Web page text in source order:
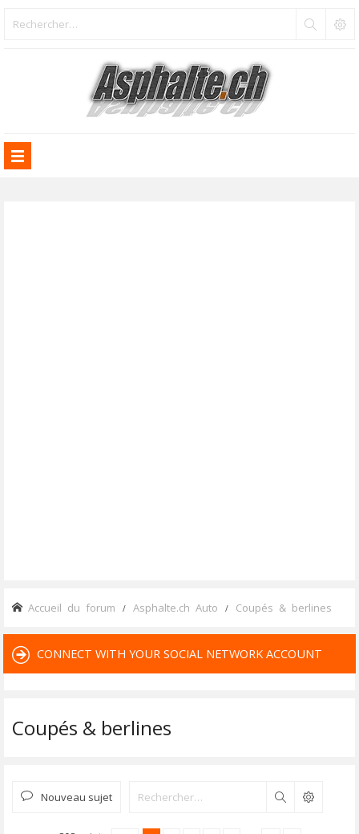
Accueil du forum Asphalte.ch Auto Coupés & berlines
CONNECT WITH YOUR SOCIAL NETWORK ACCOUNT
Coupés & berlines
Nouveau sujet Rechercher